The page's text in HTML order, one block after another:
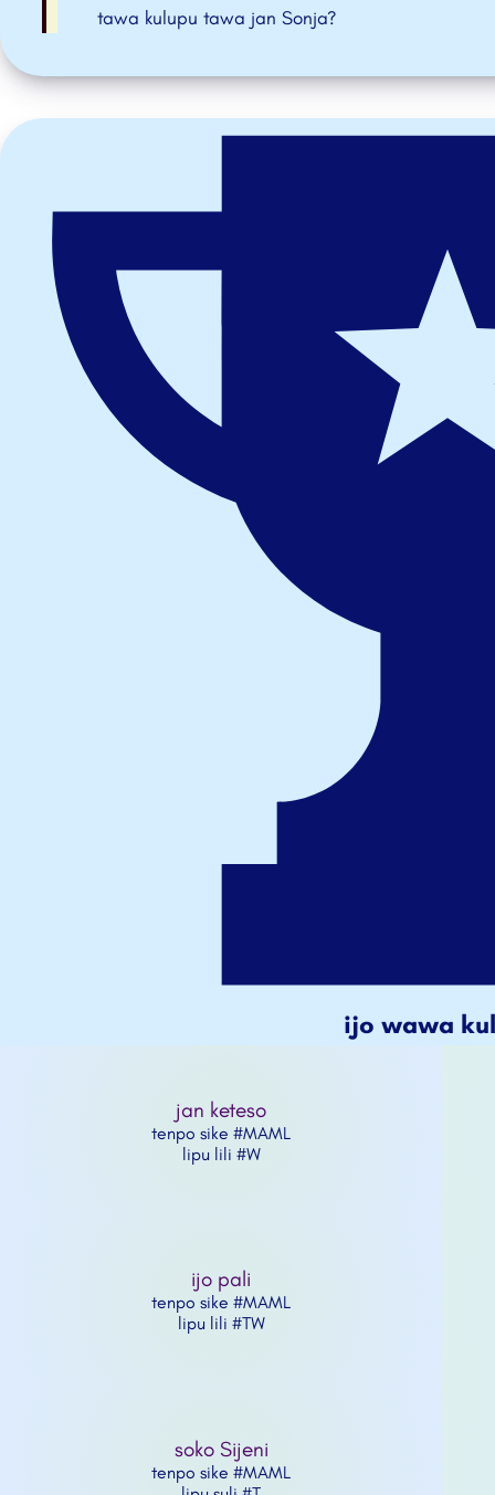
tawa kulupu tawa jan Sonja?
ijo wawa
jan keteso
tenpo sike #MAML
lipu lili #W
ijo pali
tenpo sike #MAML
lipu lili #TW
soko Sijeni
tenpo sike #MAML